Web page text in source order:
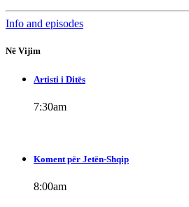
Info and episodes
Në Vijim
Artisti i Ditës
7:30am
Koment për Jetën-Shqip
8:00am